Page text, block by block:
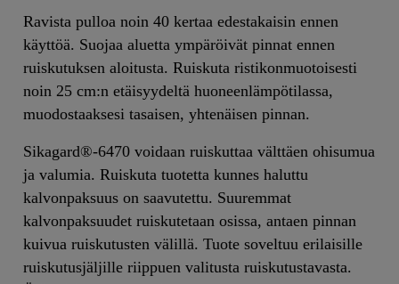
Ravista pulloa noin 40 kertaa edestakaisin ennen
käyttöä. Suojaa aluetta ympäröivät pinnat ennen
ruiskutuksen aloitusta. Ruiskuta ristikonmuotoisesti
noin 25 cm:n etäisyydeltä huoneenlämpötilassa,
muodostaaksesi tasaisen, yhtenäisen pinnan.
Sikagard®-6470 voidaan ruiskuttaa välttäen ohisumua
ja valumia. Ruiskuta tuotetta kunnes haluttu
kalvonpaksuus on saavutettu. Suuremmat
kalvonpaksuudet ruiskutetaan osissa, antaen pinnan
kuivua ruiskutusten välillä. Tuote soveltuu erilaisille
ruiskutusjäljille riippuen valitusta ruiskutustavasta.